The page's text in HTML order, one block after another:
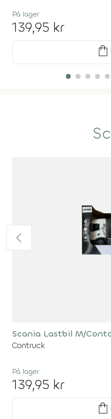
På lager
139,95 kr
shopping_bag
Scania Lastbil M/
Contruck
På lager
139,95 kr
shopping_bag